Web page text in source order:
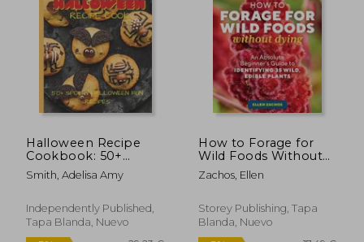
5% 5%
Halloween Recipe
Cookbook: 50+
Spooky Fun
Halloween Recipes
Smith, Adelisa Amy
Independently Published,
Tapa Blanda, Nuevo
How to Forage for
Wild Foods Without
Dying: An Absolute
Beginner's Guide to
Wild Plants (en
Inglés)
Zachos, Ellen
Storey Publishing, Tapa
Blanda, Nuevo